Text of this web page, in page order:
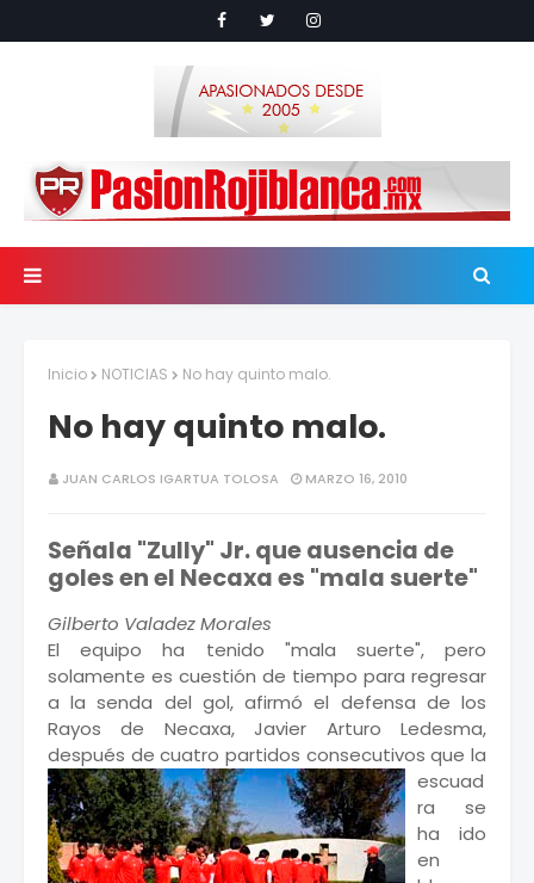
Inicio NOTICIAS No hay quinto malo.
No hay quinto malo.
JUAN CARLOS IGARTUA TOLOSA MARZO 16, 2010
Señala "Zully" Jr. que ausencia de
goles en el Necaxa es "mala suerte"
Gilberto Valadez Morales
El equipo ha tenido "mala suerte", pero
solamente es cuestión de tiempo para regresar
a la senda del gol, afirmó el defensa de los
Rayos de Necaxa, Javier Arturo Ledesma,
después de cuatro partidos consecutivos que la
escuad
ra se
ha ido
en